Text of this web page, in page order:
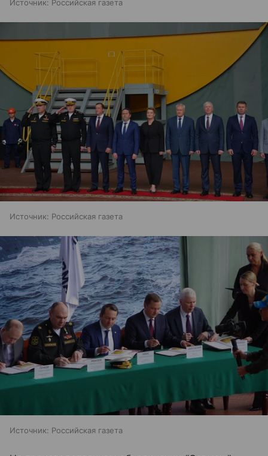
Источник: Российская газета
Источник: Российская газета
Источник: Российская газета